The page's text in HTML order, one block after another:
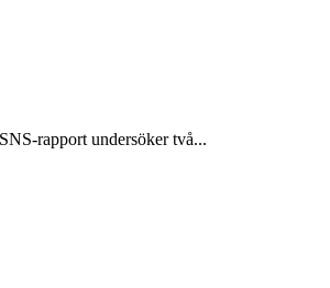
rapport undersöker två...